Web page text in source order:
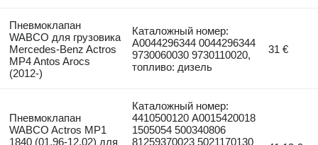
Пневмоклапан
WABCO для грузовика
Mercedes-Benz Actros
MP4 Antos Arocs
(2012-)
Каталожный номер:
A0044296344 0044296344
9730060030 9730110020,
топливо: дизель
31 €
Пневмоклапан
WABCO Actros MP1
1840 (01.96-12.02) для
Каталожный номер:
4410500120 A0015420018
1505054 500340806
81259370023 5021170130